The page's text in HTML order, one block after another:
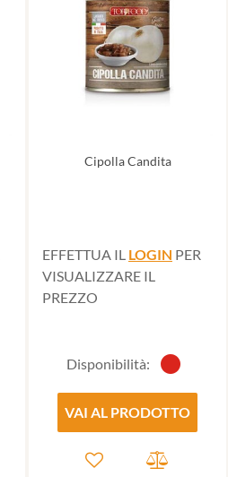
Cipolla Candita
EFFETTUA IL LOGIN PER
VISUALIZZARE IL
PREZZO
Disponibilità:
VAI AL PRODOTTO